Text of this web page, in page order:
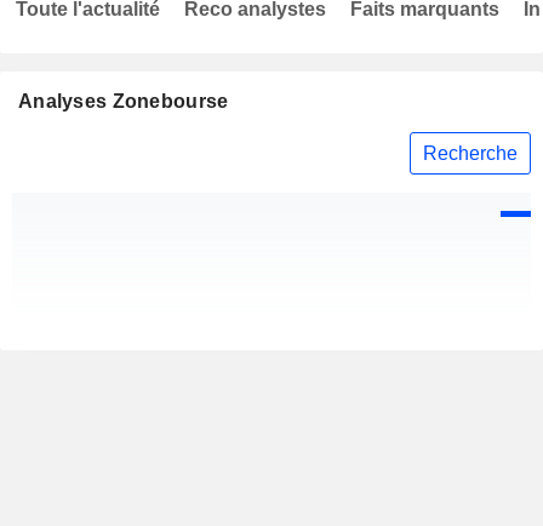
Analyses Zonebourse
Recherche
Toute l'actualité Reco analystes Faits marquants